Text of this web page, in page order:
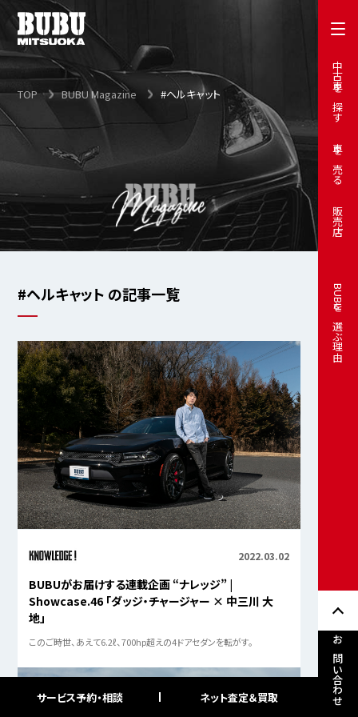
中古車を探す
車を売る
販売店
BUBUを選ぶ理由
お問い合わせ
TOP BUBU Magazine #ヘルキャット
#ヘルキャット の記事一覧
2022.03.02
BUBUがお届けする連載企画 “ナレッジ” |
Showcase.46 「ダッジ・チャージャー × 中三川 大
地」
このご時世、あえて6.2ℓ、700hp超えの4ドアセダンを転がす。
サービス予約・相談 ネット査定＆買取